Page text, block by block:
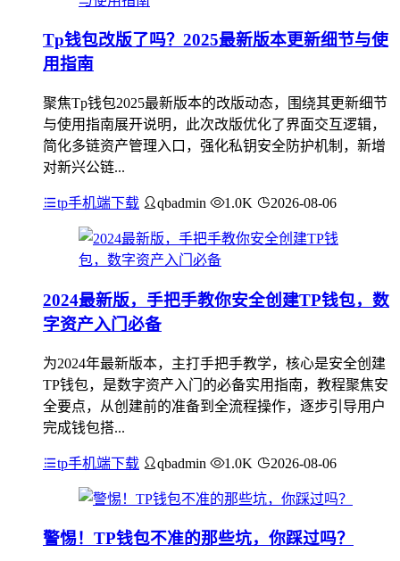
Tp钱包改版了吗？2025最新版本更新细节与使
用指南
聚焦Tp钱包2025最新版本的改版动态，围绕其更新细节
与使用指南展开说明，此次改版优化了界面交互逻辑，
简化多链资产管理入口，强化私钥安全防护机制，新增
对新兴公链...
tp手机端下载 qbadmin 1.0K 2026-08-06
2024最新版，手把手教你安全创建TP钱包，数
字资产入门必备
为2024年最新版本，主打手把手教学，核心是安全创建
TP钱包，是数字资产入门的必备实用指南，教程聚焦安
全要点，从创建前的准备到全流程操作，逐步引导用户
完成钱包搭...
tp手机端下载 qbadmin 1.0K 2026-08-06
警惕！TP钱包不准的那些坑，你踩过吗？